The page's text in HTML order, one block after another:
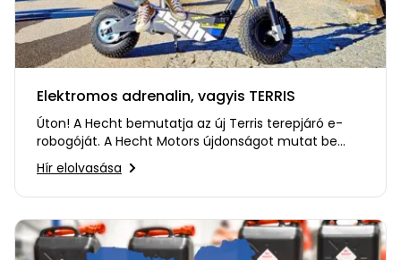
Elektromos adrenalin, vagyis TERRIS
Úton! A Hecht bemutatja az új Terris terepjáró e-
robogóját. A Hecht Motors újdonságot mutat be
portfóliójában, amit…
Hír elolvasása